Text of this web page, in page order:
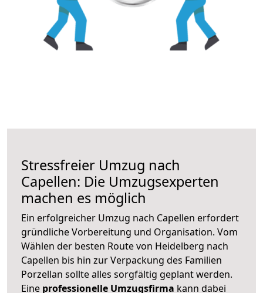
Stressfreier Umzug nach
Capellen: Die Umzugsexperten
machen es möglich
Ein erfolgreicher Umzug nach Capellen erfordert
gründliche Vorbereitung und Organisation. Vom
Wählen der besten Route von Heidelberg nach
Capellen bis hin zur Verpackung des Familien
Porzellan sollte alles sorgfältig geplant werden.
Eine professionelle Umzugsfirma kann dabei